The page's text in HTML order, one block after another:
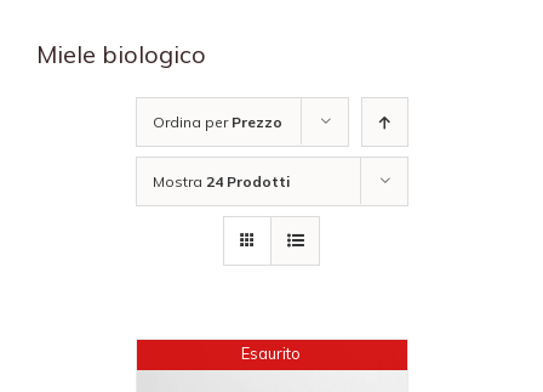
Miele biologico
Ordina per Prezzo
Mostra 24 Prodotti
Esaurito